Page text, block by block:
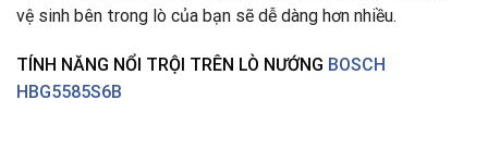
vệ sinh bên trong lò của bạn sẽ dễ dàng hơn nhiều.
TÍNH NĂNG NỔI TRỘI TRÊN LÒ NƯỚNG BOSCH
HBG5585S6B